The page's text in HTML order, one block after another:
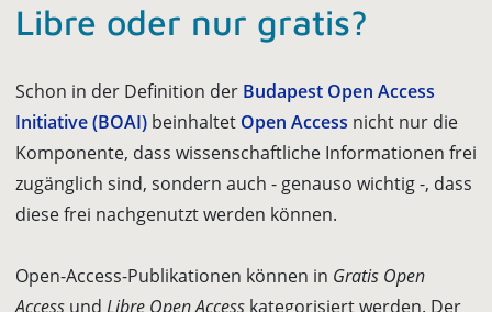
Libre oder nur gratis?
Schon in der Definition der Budapest Open Access
Initiative (BOAI) beinhaltet Open Access nicht nur die
Komponente, dass wissenschaftliche Informationen frei
zugänglich sind, sondern auch - genauso wichtig -, dass
diese frei nachge­nutzt werden können.
Open-Access-Publikationen können in Gratis Open
Access und Libre Open Access kategorisiert werden. Der